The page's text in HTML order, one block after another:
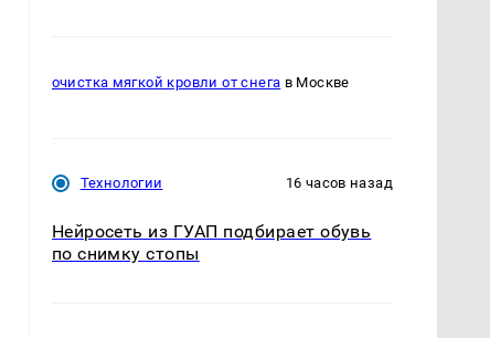
очистка мягкой кровли от снега в Москве
Технологии 16 часов назад
Нейросеть из ГУАП подбирает обувь
по снимку стопы